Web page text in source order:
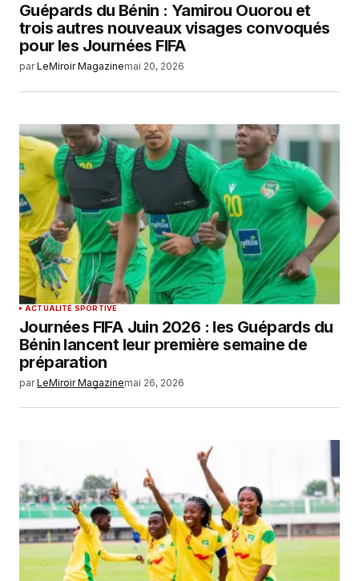
Guépards du Bénin : Yamirou Ouorou et
trois autres nouveaux visages convoqués
pour les Journées FIFA
par LeMiroir Magazinemai 20, 2026
ACTUALITÉ SPORTIVE
Journées FIFA Juin 2026 : les Guépards du
Bénin lancent leur première semaine de
préparation
par LeMiroir Magazinemai 26, 2026